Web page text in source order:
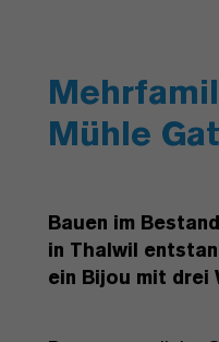
Mühle
Bauen im
in Thalwil
ein Bijou mit drei